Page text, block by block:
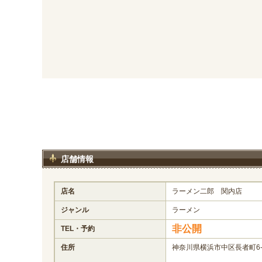
店舗情報
店名 ラーメン二郎 関内店
ジャンル ラーメン
TEL・予約 非公開
住所 神奈川県横浜市中区長者町